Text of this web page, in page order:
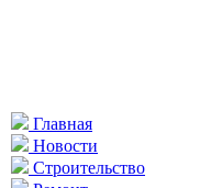
Главная
Новости
Строительство